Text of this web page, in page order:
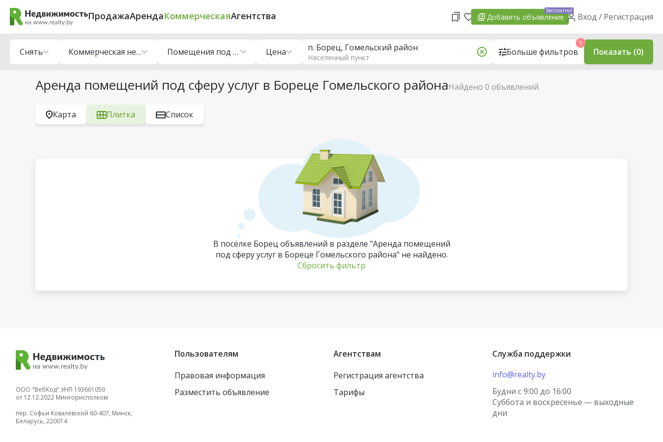
ПродажаАрендаКоммерческаяАгентства Добавить объявление
Бесплатно!
Вход / Регистрация
Аренда помещений под сферу услуг в Бореце Гомельского районаНайдено 0 объявлений
Снять Коммерческая недвижимость Помещения под сферу услуг Цена п. Борец, Гомельский район
Населенный пункт Больше фильтров
1
Показать (0)
Карта Плитка Список
В посёлке Борец объявлений в разделе "Аренда помещений
под сферу услуг в Бореце Гомельского района" не найдено.
Сбросить фильтр
ООО "ВебКод" УНП 193661050
от 12.12.2022 Мингорисполком
пер. Софьи Ковалевской 60-407, Минск,
Беларусь, 220014
Пользователям
Правовая информация
Разместить объявление
Агентствам
Регистрация агентства
Тарифы
Служба поддержки
info@realty.by
Будни с 9:00 до 16:00
Суббота и воскресенье — выходные
дни